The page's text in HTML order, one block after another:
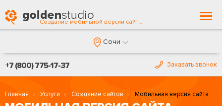
Создание мобильной версии сайта в Сочи
Сочи
+7 (800) 775-17-37 Заказать звонок
Главная Услуги Создание сайтов Мобильная версия сайта